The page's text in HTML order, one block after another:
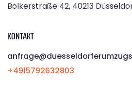
Bolkerstraße 42, 40213
KONTAKT
+4915792632803